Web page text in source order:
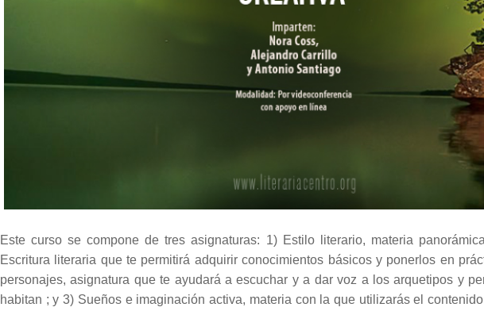
Este curso se compone de tres asignaturas: 1) Estilo literario, materia
Escritura literaria que te permitirá adquirir conocimientos básicos y ponerlos en
personajes, asignatura que te ayudará a escuchar y a dar voz a los arquetipos y
habitan ; y 3) Sueños e imaginación activa, materia con la que utilizarás el